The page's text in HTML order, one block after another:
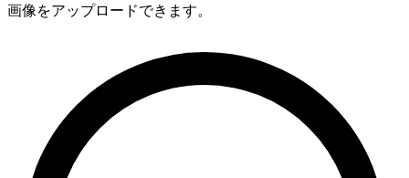
画像をアップロードできます。